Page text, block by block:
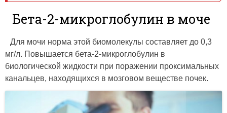
Бета-2-микроглобулин в моче
Для мочи норма этой биомолекулы составляет до 0,3
мг/л. Повышается бета-2-микроглобулин в
биологической жидкости при поражении проксимальных
канальцев, находящихся в мозговом веществе почек.